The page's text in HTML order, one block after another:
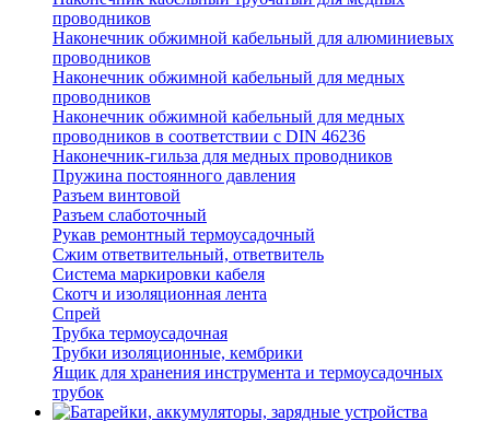
проводников
Наконечник обжимной кабельный для алюминиевых
проводников
Наконечник обжимной кабельный для медных
проводников
Наконечник обжимной кабельный для медных
проводников в соответствии с DIN 46236
Наконечник-гильза для медных проводников
Пружина постоянного давления
Разъем винтовой
Разъем слаботочный
Рукав ремонтный термоусадочный
Сжим ответвительный, ответвитель
Система маркировки кабеля
Скотч и изоляционная лента
Спрей
Трубка термоусадочная
Трубки изоляционные, кембрики
Ящик для хранения инструмента и термоусадочных
трубок